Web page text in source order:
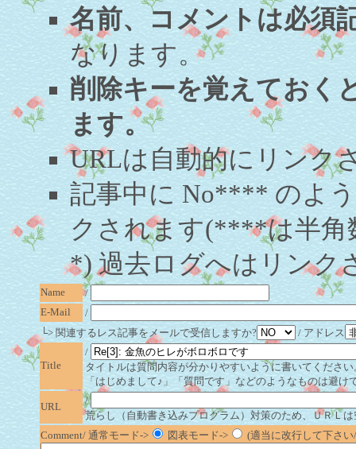
名前、コメントは必須
なります。
削除キーを覚えておく
ます。
URLは自動的にリンク
記事中に No**** のよ
クされます(****は半角
*) 過去ログへはリンク
Name
/
E-Mail
/
└> 関連するレス記事をメールで受信しますか?
/ アドレス
Title
/
タイトルは質問内容が分かりやすいように書いてください
「はじめまして♪」「質問です」などのようなものは避け
URL
/
荒らし（自動書き込みプログラム）対策のため、ＵＲＬ
Comment/ 通常モード->
図表モード-> (適当に改行して下さ